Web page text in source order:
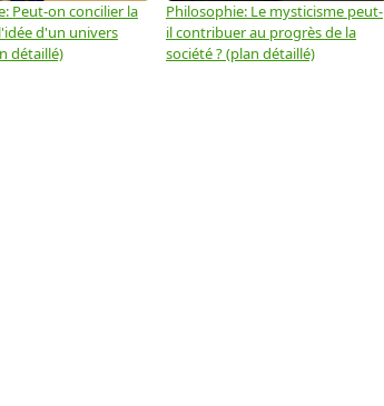
Peut-on concilier la
d'un univers
détaillé)
Philosophie: Le mysticisme peut-
il contribuer au progrès de la
société ? (plan détaillé)